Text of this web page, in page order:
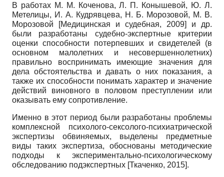
В работах М. М. Коченова, Л. П. Конышевой, Ю. Л.
Метелицы, И. А. Кудрявцева, Н. Б. Морозовой, М. В.
Морозовой
[Медицинская и судебная, 2009]
и др.
были разработаны судебно-экспертные критерии
оценки способности потерпевших и свидетелей (в
основном малолетних и несовершеннолетних)
правильно воспринимать имеющие значения для
дела обстоятельства и давать о них показания, а
также их способности понимать характер и значение
действий виновного в половом преступлении или
оказывать ему сопротивление.
Именно в этот период были разработаны проблемы
комплексной психолого-сексолого-психиатрической
экспертизы обвиняемых, выделены предметные
виды таких экспертиза, обоснованы методические
подходы к экспериментально-психологическому
обследованию подэкспертных [Ткаченко, 2015].